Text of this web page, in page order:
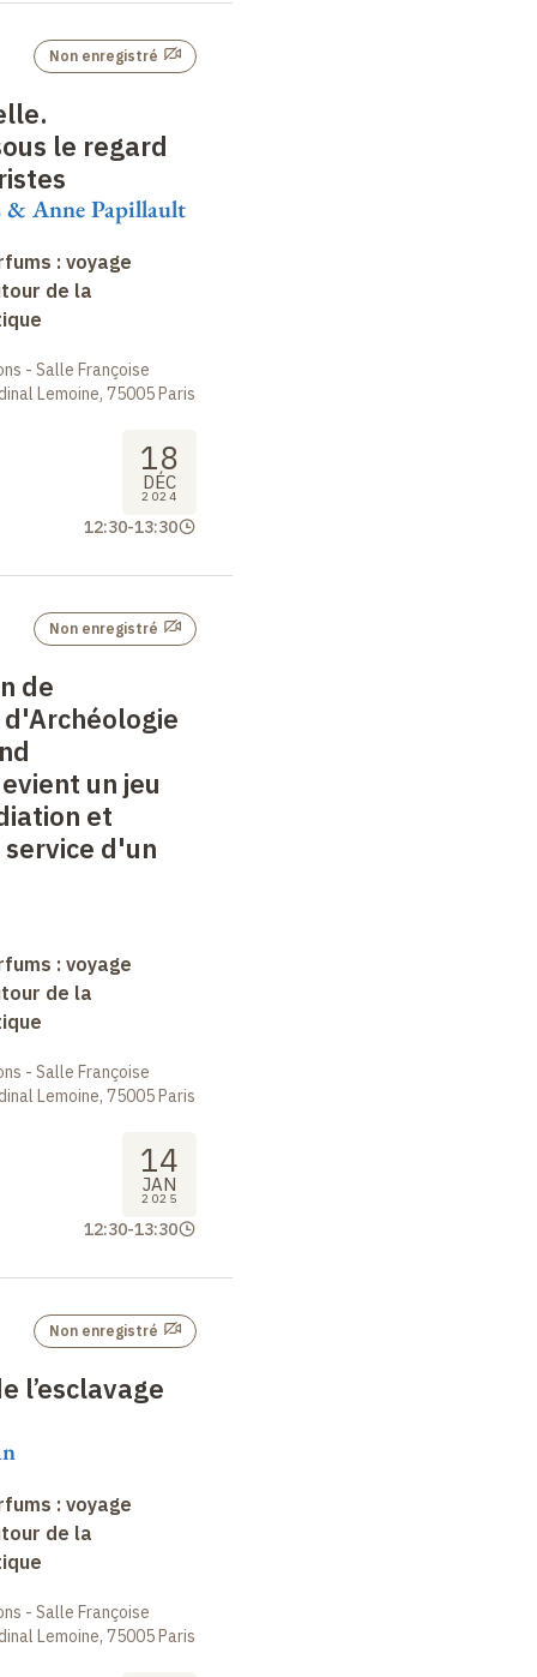
le regard
& Anne Papillault
Non enregistré
: voyage
de la
- Salle Françoise
Lemoine, 75005 Paris
18
DÉC
2024
12:30-13:30
de
un jeu
et
d'un
Non enregistré
: voyage
de la
- Salle Françoise
Lemoine, 75005 Paris
14
JAN
2025
12:30-13:30
l’esclavage
Non enregistré
: voyage
de la
- Salle Françoise
Lemoine, 75005 Paris